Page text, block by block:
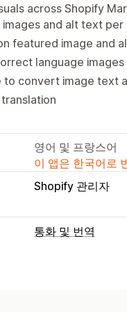
across Shopify
and alt text per
featured image and
language
to convert image text
영어 및 프랑스어
이 앱은 한국어로
Shopify 관리자
통화 및 번역